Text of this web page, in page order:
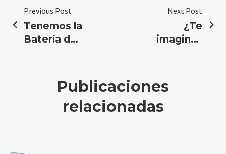
Previous Post
Tenemos la
Batería de
Mundo
Next Post
¿Te
imaginas
Es Real.
Publicaciones
relacionadas